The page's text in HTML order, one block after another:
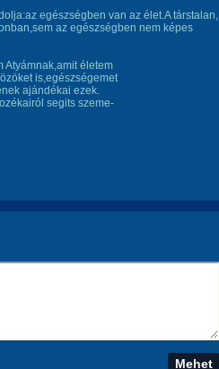
egészségben van az élet.A társtalan,
az egészségben nem képes
Atyámnak,amit életem
is,egészségemet
ajándékai ezek.
segits szeme-